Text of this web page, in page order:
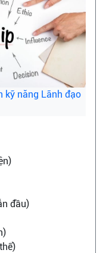
kỹ năng Lãnh đạo
đầu)